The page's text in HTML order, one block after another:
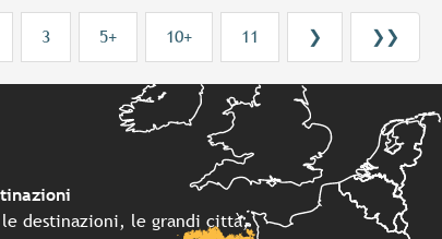
3 5+ 10+ 11 ❯ ❯❯
le destinazioni, le grandi città,